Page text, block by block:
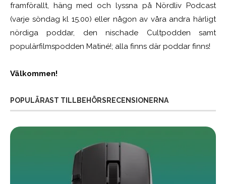
framförallt, häng med och lyssna på Nördliv Podcast
(varje söndag kl 15.00) eller någon av våra andra härligt
nördiga poddar, den nischade Cultpodden samt
populärfilmspodden Matiné!; alla finns där poddar finns!
Välkommen!
POPULÄRAST TILLBEHÖRSRECENSIONERNA